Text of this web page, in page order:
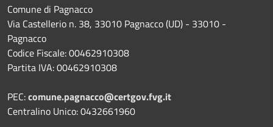
Comune di Pagnacco
Via Castellerio n. 38, 33010 Pagnacco (UD) - 33010 -
Pagnacco
Codice Fiscale: 00462910308
Partita IVA: 00462910308
PEC:comune.pagnacco@certgov.fvg.it
Centralino Unico: 0432661960